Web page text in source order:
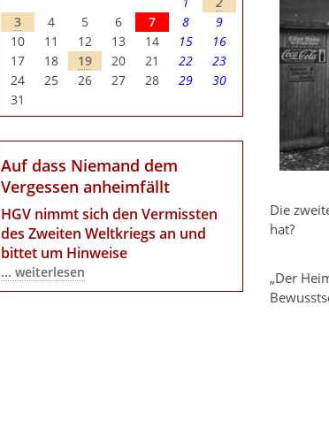
3
4 5 6 7 8
9
10
11 12 13 14 15
16
17
18 19 20 21 22
23
24
25 26 27 28 29
30
31
Auf dass Niemand dem
Vergessen anheimfällt
HGV nimmt sich den Vermissten
des Zweiten Weltkriegs an und
bittet um Hinweise
... weiterlesen
Die
hat?
„Der